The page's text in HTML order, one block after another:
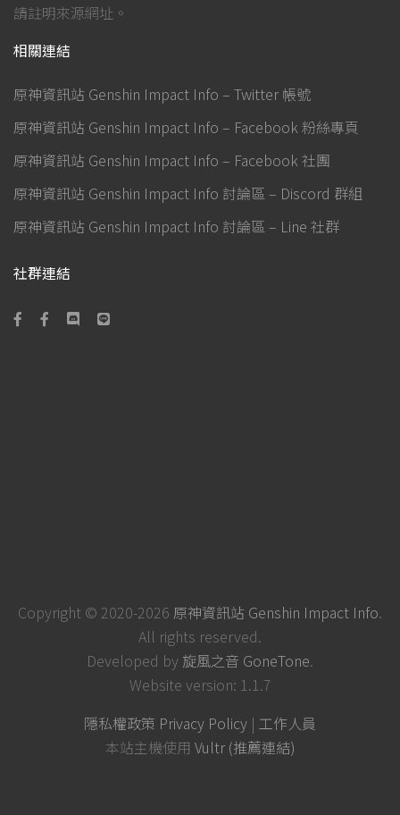
請註明來源網址。
相關連結
原神資訊站 Genshin Impact Info – Twitter 帳號
原神資訊站 Genshin Impact Info – Facebook 粉絲專頁
原神資訊站 Genshin Impact Info – Facebook 社團
原神資訊站 Genshin Impact Info 討論區 – Discord 群組
原神資訊站 Genshin Impact Info 討論區 – Line 社群
社群連結
Copyright © 2020-2026 原神資訊站 Genshin Impact Info.
All rights reserved.
Developed by 旋風之音 GoneTone.
Website version: 1.1.7
隱私權政策 Privacy Policy | 工作人員
本站主機使用 Vultr (推薦連結)